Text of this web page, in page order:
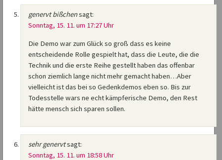
genervt bißchensagt:
Sonntag, 15. 11. um 17:27 Uhr
Die Demo war zum Glück so groß dass es keine
entscheidende Rolle gespielt hat, dass die Leute, die die
Technik und die erste Reihe gestellt haben das offenbar
schon ziemlich lange nicht mehr gemacht haben…Aber
vielleicht ist das bei so Gedenkdemos eben so. Bis zur
Todesstelle wars ne echt kämpferische Demo, den Rest
hätte mensch sich sparen sollen.
sehr genervtsagt:
Sonntag, 15. 11. um 18:58 Uhr